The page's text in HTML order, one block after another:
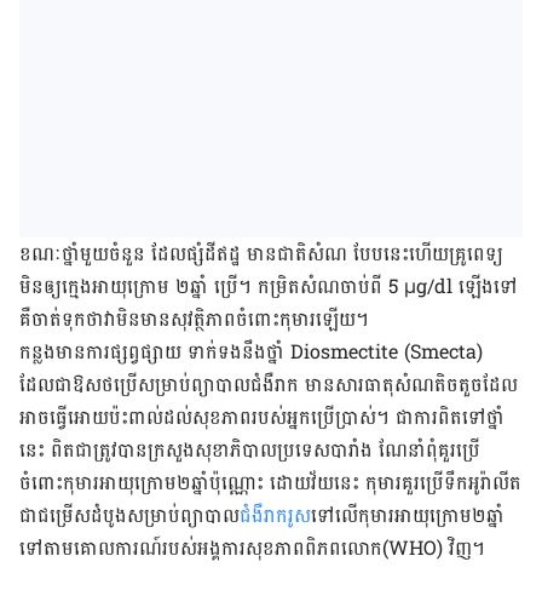
ខណៈ​ថ្នាំ​មួយ​ចំនួន ដែល​ផ្សំ​ដី​ឥដ្ឋ មាន​ជាតិ​សំណ បែប​នេះ​ហើយ​គ្រូពេទ្យ​
មិន​ឲ្យ​ក្មេង​អាយុ​ក្រោម ២ឆ្នាំ ប្រើ។ កម្រិត​សំណ​ចាប់​ពី 5 μg/dl ឡើង​ទៅ​
គឺ​ចាត់​ទុក​ថា​វា​មិន​មាន​សុវត្ថិភាព​ចំពោះ​កុមារ​ឡើយ។
កន្លង​មាន​ការ​ផ្សព្វផ្សាយ ទាក់​ទង​នឹងថ្នាំ Diosmectite (Smecta)
ដែល​ជា​ឱសថ​ប្រើ​សម្រាប់​ព្យាបាល​ជំងឺ​រាក មាន​សារធាតុ​សំណ​តិច​តួច​ដែល​
អាច​ធ្វើ​អោយ​ប៉ះពាល់​ដល់​សុខភាព​របស់​អ្នក​ប្រើ​ប្រាស់។ ជា​ការ​ពិត​ទៅថ្នាំ​
នេះ ពិត​ជា​ត្រូវ​បាន​ក្រសួង​សុខា​ភិបាល​ប្រទេស​បារាំង ណែនាំពុំគួរ​ប្រើ​
ចំពោះ​កុមារ​អាយុ​ក្រោម២​ឆ្នាំ​ប៉ុណ្ណោះ ដោយ​វ័យ​នេះ កុមារ​គួរ​ប្រើ​ទឹក​អូរ៉ាលីត​
ជា​ជម្រើស​ដំបូង​សម្រាប់​ព្យាបាល​ជំងឺ​រាករូស​ទៅ​លើ​កុមារ​អាយុក្រោម២ឆ្នាំ
ទៅ​តាម​គោលការណ៍​របស់​អង្គការ​សុខភាព​ពិភពលោក(WHO) វិញ។